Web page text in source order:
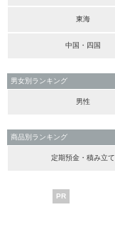
東海
中国・四国
男女別ランキング
男性
商品別ランキング
定期預金・積み立て
PR